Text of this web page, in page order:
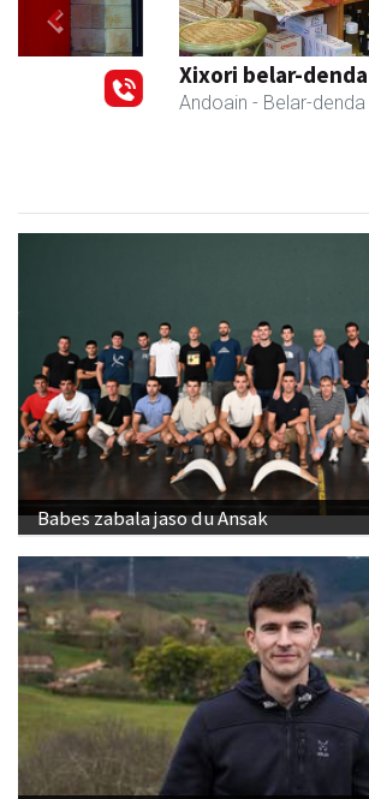
Xixori belar-denda
- Belar-denda
Previous
Babes zabala jaso du Ansak